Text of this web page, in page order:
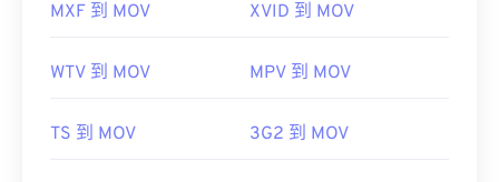
MXF 到 MOV XVID 到 MOV
WTV 到 MOV MPV 到 MOV
TS 到 MOV 3G2 到 MOV